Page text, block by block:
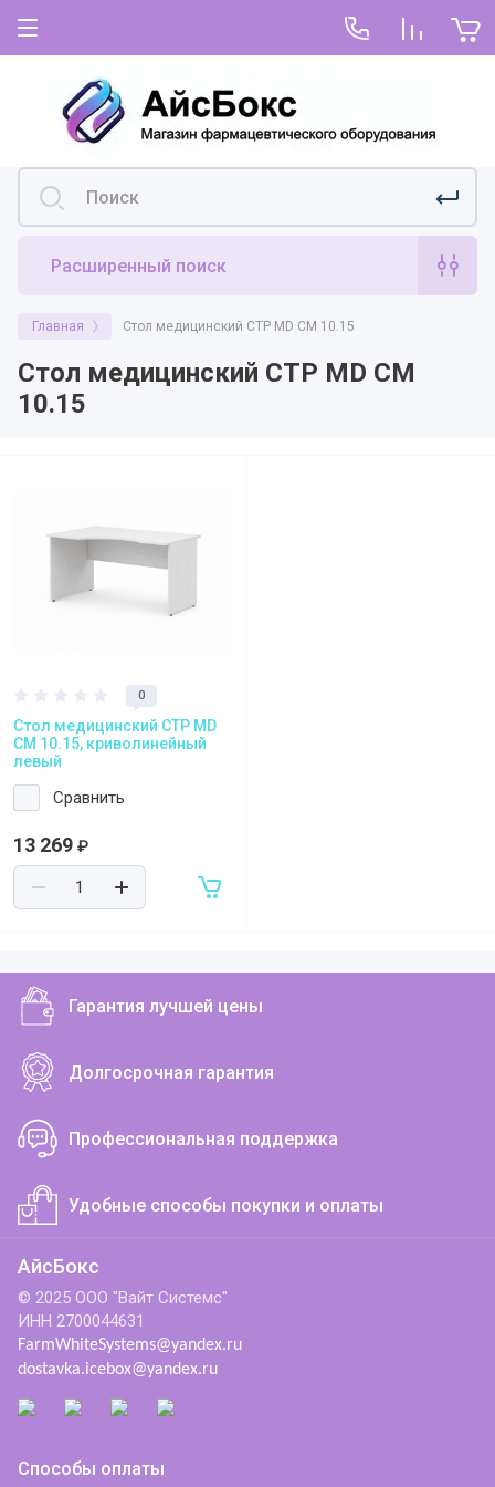
Главная
Как купить
Для покупателей
Условия покупки и оплаты
постоплате
Оформить претензию
Политика конфидециальности
Пользовательское соглашение
Расширенный поиск
Главная Стол медицинский СТР MD CM 10.15
Стол медицинский СТР MD CM
10.15
0
Стол медицинский СТР MD
CM 10.15, криволинейный
левый
Сравнить
13 269 ₽
Гарантия лучшей цены
Долгосрочная гарантия
Профессиональная поддержка
Удобные способы покупки и оплаты
АйсБокс
© 2025 ООО "Вайт Системс"
ИНН 2700044631
FarmWhiteSystems@yandex.ru
dostavka.icebox@yandex.ru
Способы оплаты